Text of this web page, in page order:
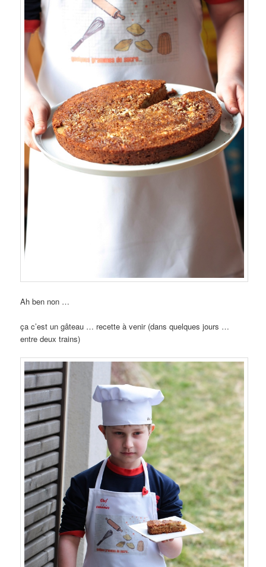
Ah ben non …
ça c’est un gâteau … recette à venir (dans quelques jours …
entre deux trains)